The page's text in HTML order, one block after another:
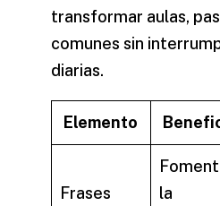
transformar aulas,
comunes sin
diarias.
Elemento
Frases
la